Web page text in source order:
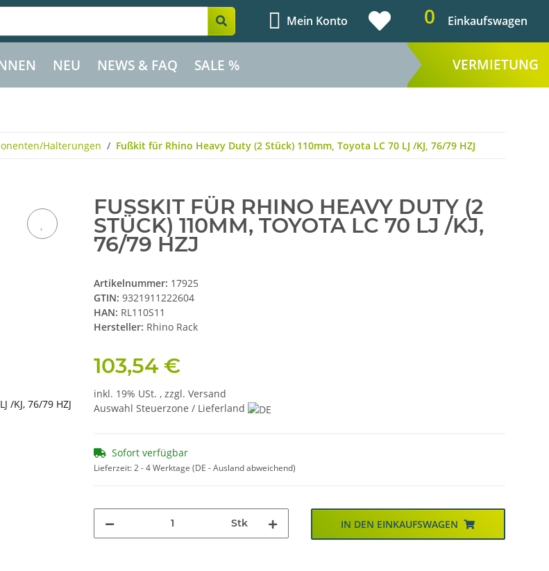
Mein Konto 0 Einkaufswagen
NEU NEWS & FAQ SALE % VERMIETUNG
Halterungen Fußkit für Rhino Heavy Duty (2 Stück) 110mm, Toyota LC 70 LJ /KJ, 76/79 HZJ
FUSSKIT FÜR RHINO HEAVY DUTY (2 S
TÜCK) 110MM, TOYOTA LC 70 LJ /KJ, 7
6/79 HZJ
Artikelnummer: 17925
GTIN: 9321911222604
HAN: RL110S11
Hersteller: Rhino Rack
103,54 €
inkl. 19% USt. , zzgl. Versand
Auswahl Steuerzone / Lieferland
Sofort verfügbar
Lieferzeit:2 - 4 Werktage (DE - Ausland abweichend)
Stk IN DEN EINKAUFSWAGEN